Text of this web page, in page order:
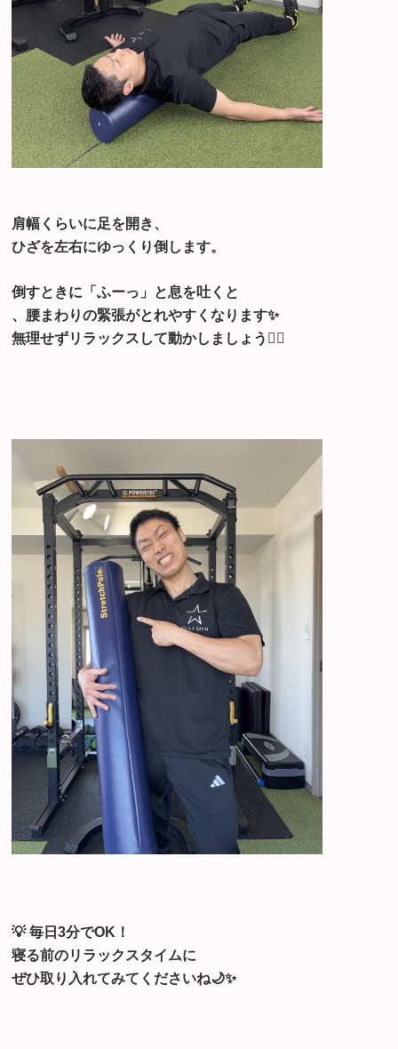
肩幅くらいに足を開き、
ひざを左右にゆっくり倒します。
倒すときに「ふーっ」と息を吐くと
、腰まわりの緊張がとれやすくなります✨
無理せずリラックスして動かしましょう🧘‍♀️
💡 毎日3分でOK！
寝る前のリラックスタイムに
ぜひ取り入れてみてくださいね🌙✨